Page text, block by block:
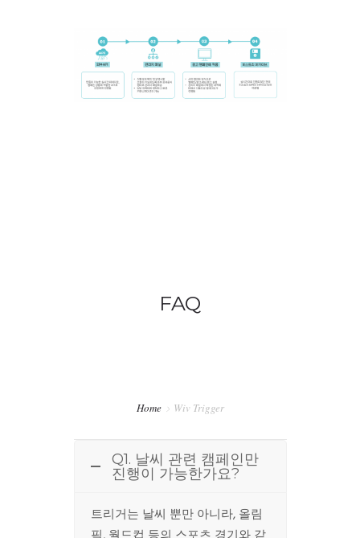
FAQ
Home Wiv Trigger
Q1. 날씨 관련 캠페인만
진행이 가능한가요?
트리거는 날씨 뿐만 아니라, 올림